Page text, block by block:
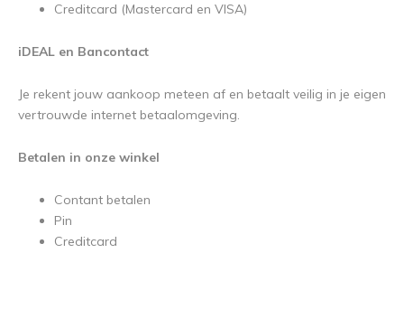
Creditcard (Mastercard en VISA)
iDEAL en Bancontact
Je rekent jouw aankoop meteen af en betaalt veilig in je eigen
vertrouwde internet betaalomgeving.
Betalen in onze winkel
Contant betalen
Pin
Creditcard